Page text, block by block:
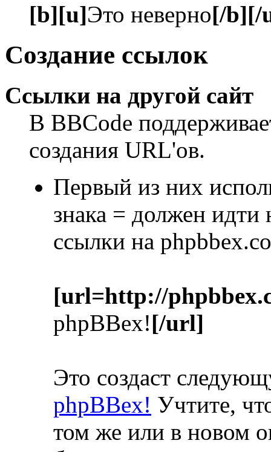
[b][u]Это неверно[/b][/
Создание ссылок
Ссылки на другой сайт
В BBCode
создания URL'ов.
Первый из них
знака = должен
ссылки на
[url=http://
phpBBex![/url]
Это создаст
phpBBex! Учтите,
том же или в новом